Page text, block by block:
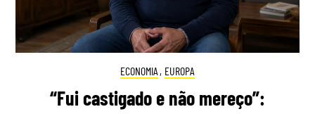
ECONOMIA , EUROPA
“Fui castigado e não mereço”: